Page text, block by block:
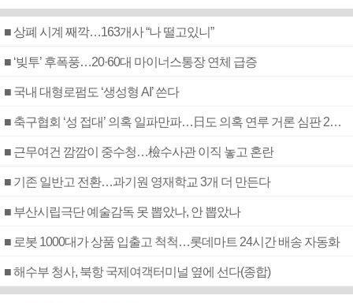
■ 상폐 시계 째깍…163개사 “나 떨고있니”
■ ‘빚투’ 후폭풍…20·60대 마이너스통장 연체 급증
■ 국내 대형로펌도 ‘생성형 AI’ 쓴다
■ 축구협회 ‘성 접대’ 의혹 일파만파…日도 의혹 연루 거론 심판 2명 조사
■ 근무여건 깜깜이 중수청…檢수사관 이직 놓고 혼란
■ 기존 일반고 전환…과기원 영재학교 3개 더 만든다
■ 부산시립극단 예술감독 못 뽑았나, 안 뽑았나
■ 로봇 1000대가 상품 입출고 척척…롯데마트 24시간 배송 자동화
■ 해수부 청사, 북항 국제여객터미널 옆에 선다(종합)